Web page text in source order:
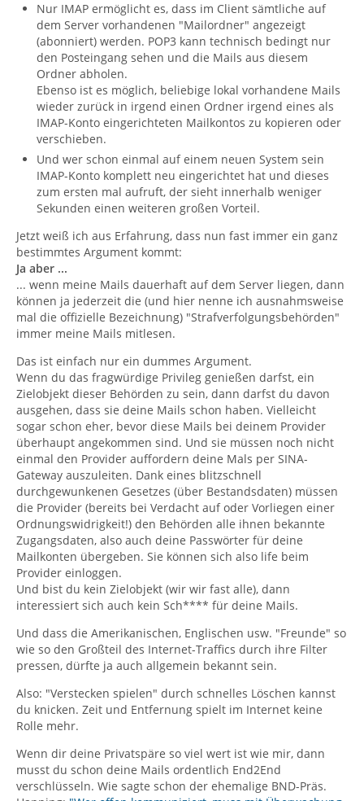
Nur IMAP ermöglicht es, dass im Client sämtliche auf
dem Server vorhandenen "Mailordner" angezeigt
(abonniert) werden. POP3 kann technisch bedingt nur
den Posteingang sehen und die Mails aus diesem
Ordner abholen.
Ebenso ist es möglich, beliebige lokal vorhandene Mails
wieder zurück in irgend einen Ordner irgend eines als
IMAP-Konto eingerichteten Mailkontos zu kopieren oder
verschieben.
Und wer schon einmal auf einem neuen System sein
IMAP-Konto komplett neu eingerichtet hat und dieses
zum ersten mal aufruft, der sieht innerhalb weniger
Sekunden einen weiteren großen Vorteil.
Jetzt weiß ich aus Erfahrung, dass nun fast immer ein ganz
bestimmtes Argument kommt:
Ja aber ...
... wenn meine Mails dauerhaft auf dem Server liegen, dann
können ja jederzeit die (und hier nenne ich ausnahmsweise
mal die offizielle Bezeichnung) "Strafverfolgungsbehörden"
immer meine Mails mitlesen.
Das ist einfach nur ein dummes Argument.
Wenn du das fragwürdige Privileg genießen darfst, ein
Zielobjekt dieser Behörden zu sein, dann darfst du davon
ausgehen, dass sie deine Mails schon haben. Vielleicht
sogar schon eher, bevor diese Mails bei deinem Provider
überhaupt angekommen sind. Und sie müssen noch nicht
einmal den Provider auffordern deine Mals per SINA-
Gateway auszuleiten. Dank eines blitzschnell
durchgewunkenen Gesetzes (über Bestandsdaten) müssen
die Provider (bereits bei Verdacht auf oder Vorliegen einer
Ordnungswidrigkeit!) den Behörden alle ihnen bekannte
Zugangsdaten, also auch deine Passwörter für deine
Mailkonten übergeben. Sie können sich also life beim
Provider einloggen.
Und bist du kein Zielobjekt (wir wir fast alle), dann
interessiert sich auch kein Sch**** für deine Mails.
Und dass die Amerikanischen, Englischen usw. "Freunde" so
wie so den Großteil des Internet-Traffics durch ihre Filter
pressen, dürfte ja auch allgemein bekannt sein.
Also: "Verstecken spielen" durch schnelles Löschen kannst
du knicken. Zeit und Entfernung spielt im Internet keine
Rolle mehr.
Wenn dir deine Privatspäre so viel wert ist wie mir, dann
musst du schon deine Mails ordentlich End2End
verschlüsseln. Wie sagte schon der ehemalige BND-Präs.